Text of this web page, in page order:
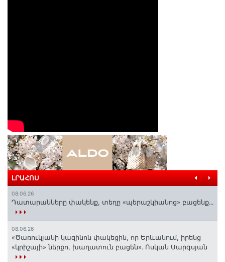
ԼՐԱՀՈՍ
08.06.26
Դատարանները փակենք, տեղը «պերաշկիանոց» բացենք․․․
08.06.26
«Ծառուկյանի կազինոն փակեցին, որ Երևանում, իրենց
«կրիշայի» ներքո, խաղատուն բացեն»․ Ոսկան Սարգսյան